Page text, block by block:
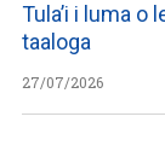
Tula’i i luma o
taaloga
27/07/2026